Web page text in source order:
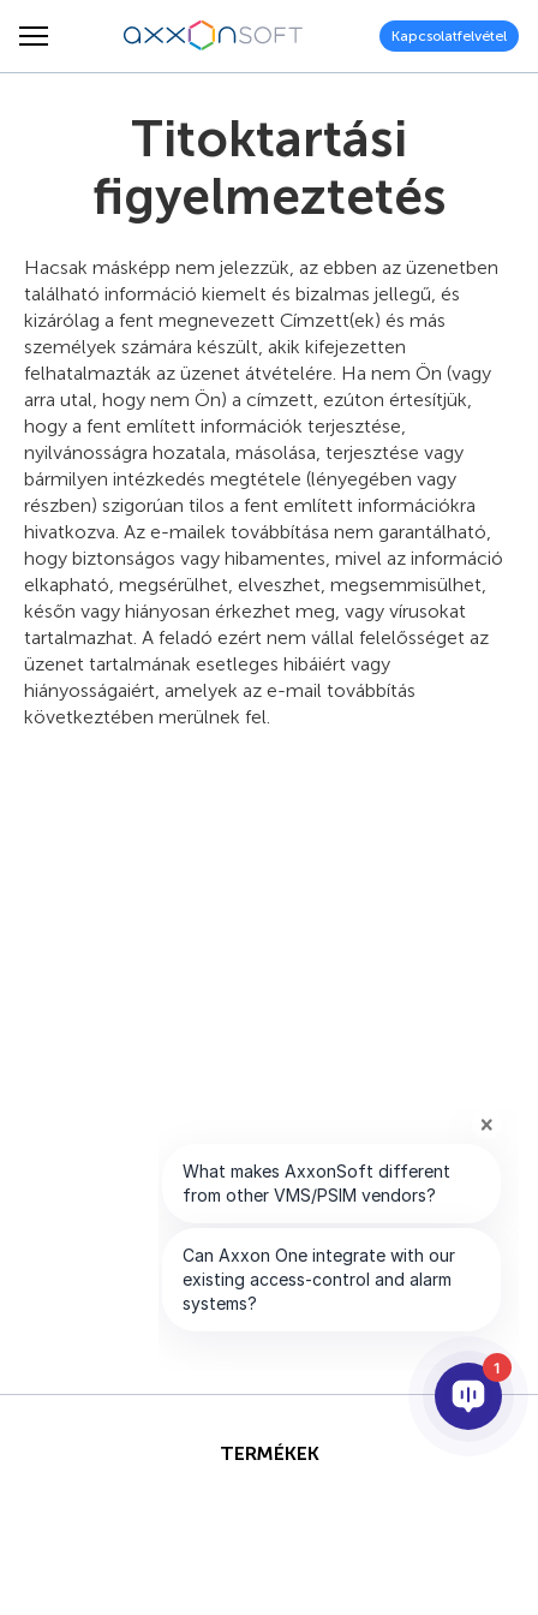
Kapcsolatfelvétel
Titoktartási
figyelmeztetés
Hacsak másképp nem jelezzük, az ebben az üzenetben
található információ kiemelt és bizalmas jellegű, és
kizárólag a fent megnevezett Címzett(ek) és más
személyek számára készült, akik kifejezetten
felhatalmazták az üzenet átvételére. Ha nem Ön (vagy
arra utal, hogy nem Ön) a címzett, ezúton értesítjük,
hogy a fent említett információk terjesztése,
nyilvánosságra hozatala, másolása, terjesztése vagy
bármilyen intézkedés megtétele (lényegében vagy
részben) szigorúan tilos a fent említett információkra
hivatkozva. Az e-mailek továbbítása nem garantálható,
hogy biztonságos vagy hibamentes, mivel az információ
elkapható, megsérülhet, elveszhet, megsemmisülhet,
későn vagy hiányosan érkezhet meg, vagy vírusokat
tartalmazhat. A feladó ezért nem vállal felelősséget az
üzenet tartalmának esetleges hibáiért vagy
hiányosságaiért, amelyek az e-mail továbbítás
következtében merülnek fel.
TERMÉKEK
1